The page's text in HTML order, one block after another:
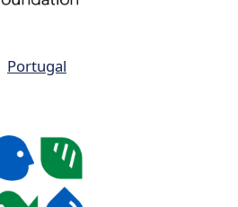
Portugal